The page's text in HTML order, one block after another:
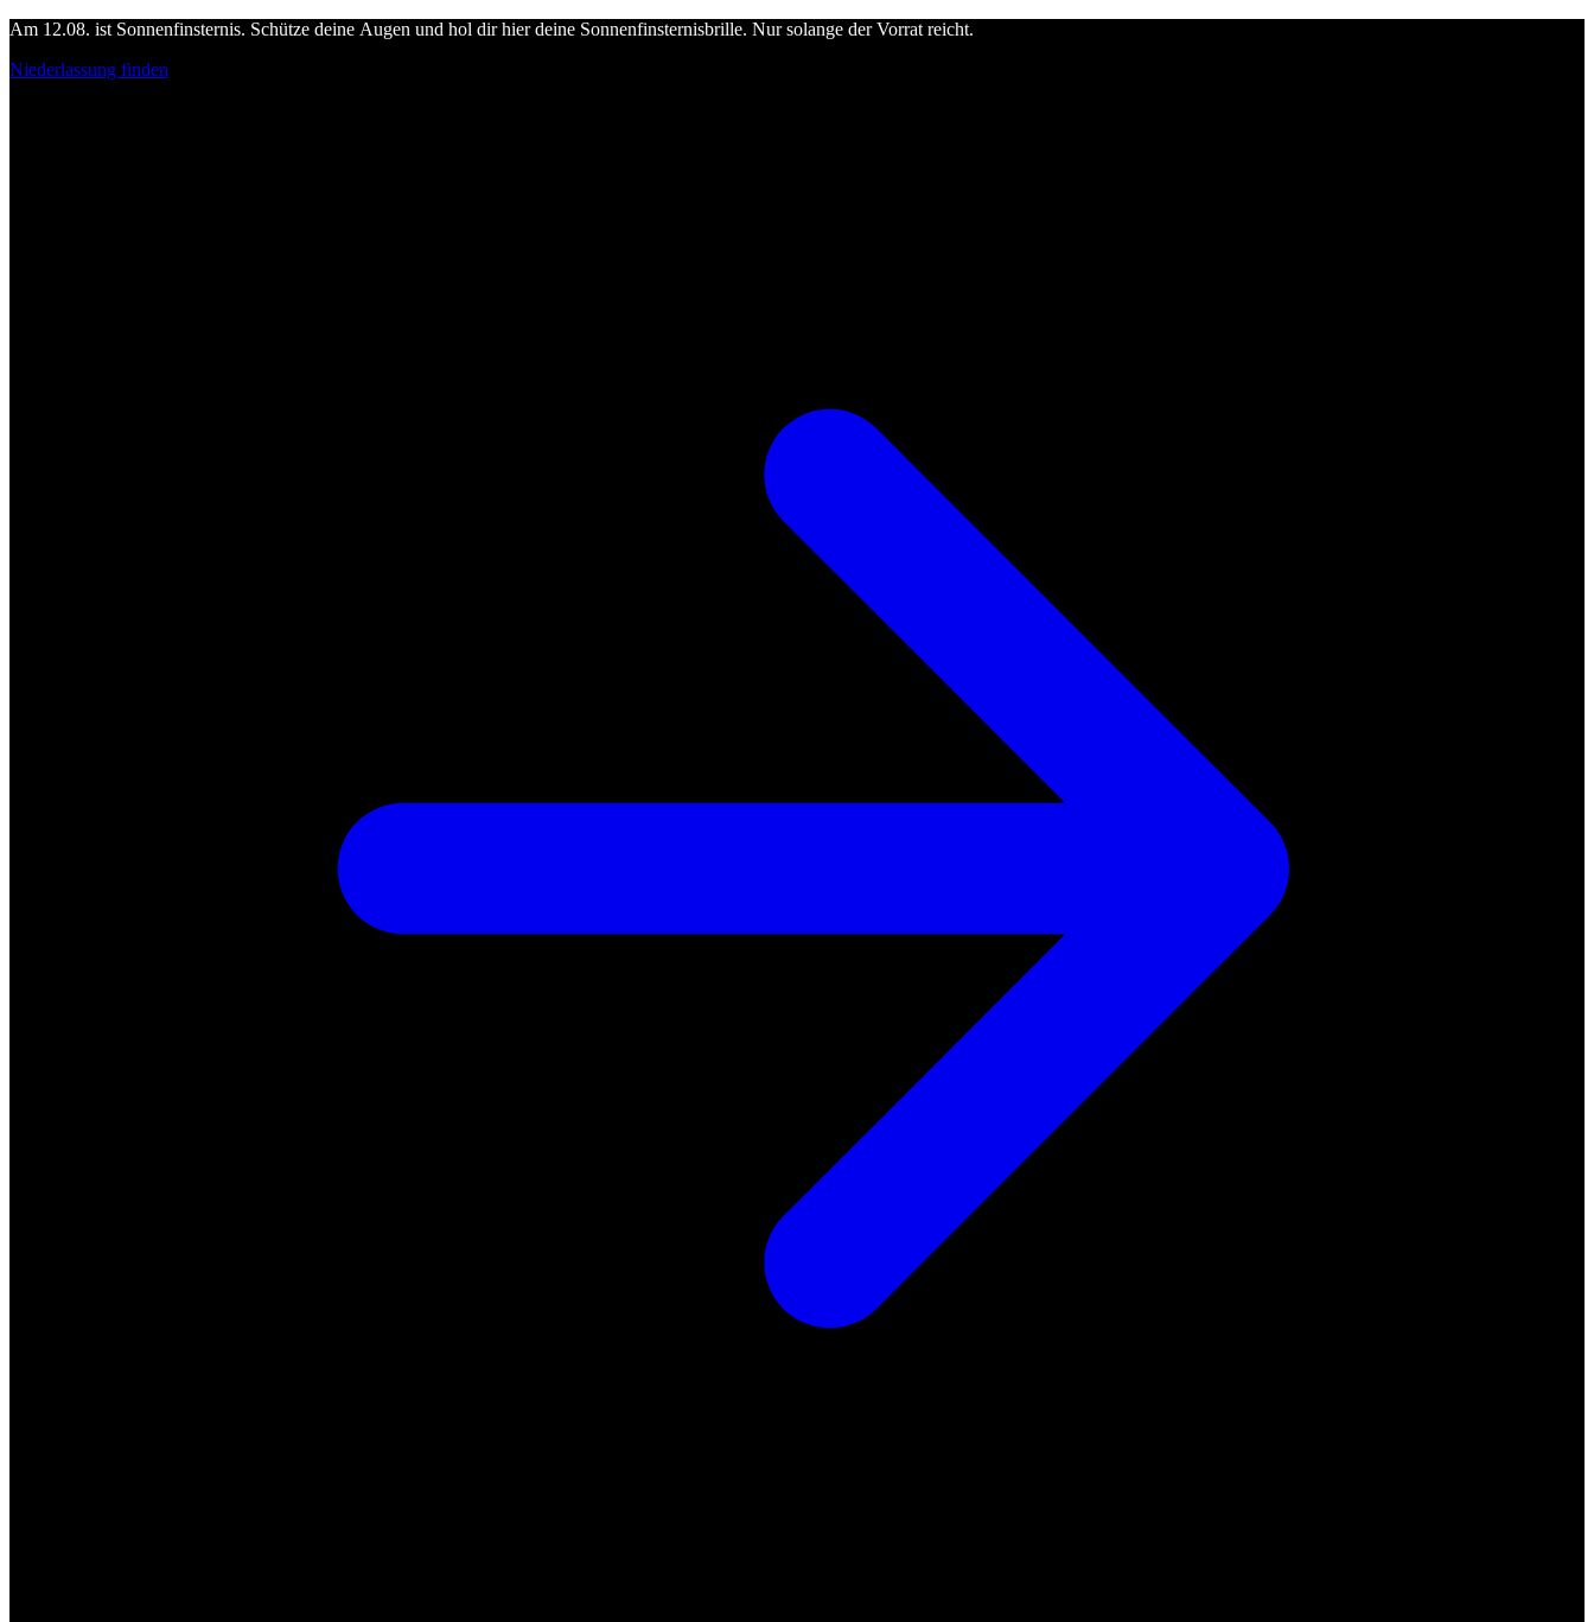
Am 12.08. ist Sonnenfinsternis. Schütze deine Augen und hol dir hier deine Sonnenfinsternisbrille. Nur solange der Vorrat reicht.
Niederlassung finden